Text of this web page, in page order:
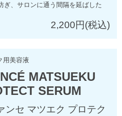
、サロンに通う間隔を延ばした
2,200円(税込)
用美容液
MATSUEKU
SERUM
ンセ マツエク プロテク